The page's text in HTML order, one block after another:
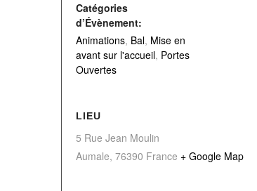
Catégories
d’Évènement:
Animations, Bal, Mise en
avant sur l'accueil, Portes
Ouvertes
LIEU
5 Rue Jean Moulin
Aumale, 76390 France + Google Map